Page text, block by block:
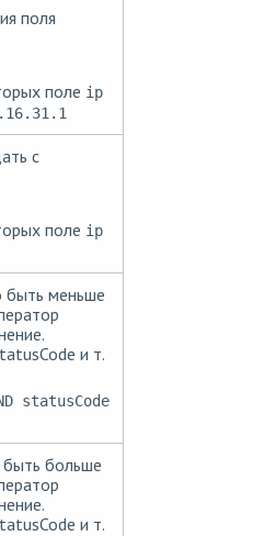
поля
поле ip
с
поле ip
быть меньше
и т.
statusCode
больше
и т.